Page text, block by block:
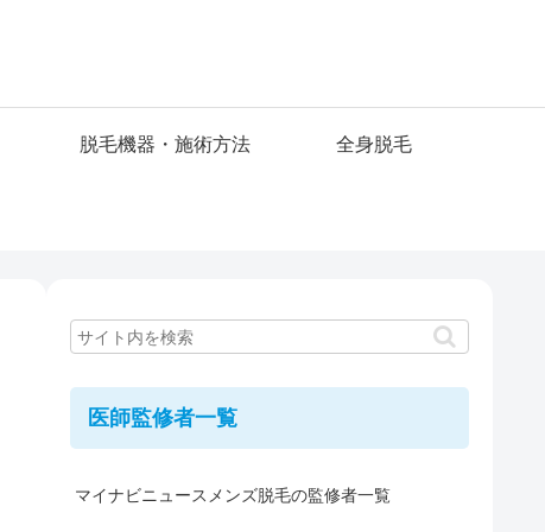
脱毛機器・施術方法 全身脱毛
医師監修者一覧
マイナビニュースメンズ脱毛の監修者一覧